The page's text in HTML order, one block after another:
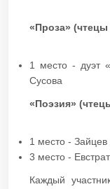
«Проза» (чтецы
1 место - дуэт
Сусова
«Поэзия»
1 место - Зайцев
3 место -
Каждый